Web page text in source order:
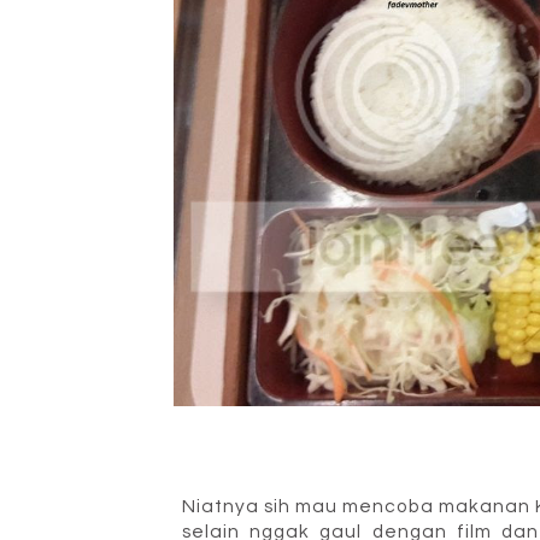
Niatnya sih mau mencoba
selain nggak gaul dengan film